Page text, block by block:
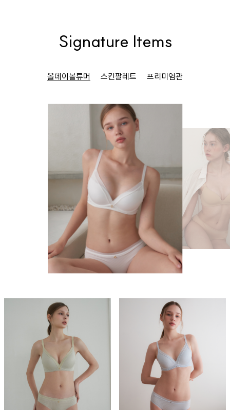
Signature Items
올데이볼류머 스킨팔레트 프리미엄관